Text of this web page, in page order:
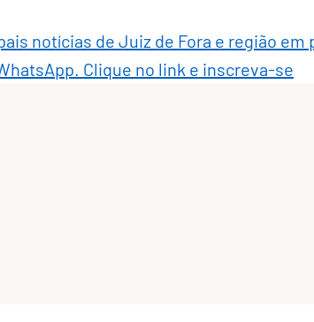
notícias de Juiz de Fora e região
Clique no link e inscreva-se